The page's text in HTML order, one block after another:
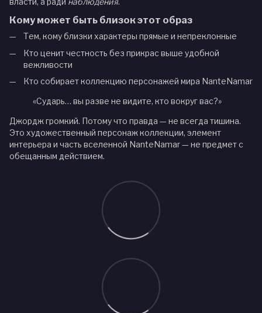
Кому может быть близок этот образ
Тем, кому близки характеры прямые и непреклонные
Кто ценит честность без прикрас выше удобной
вежливости
Кто собирает коллекцию персонажей мира NanteNamar
«Сударь… вы разве не видите, кто вокруг вас?»
Джордж громкий. Потому что правда — не всегда тишина.
Это художественный персонаж коллекции, элемент
интерьера и часть вселенной NanteNamar — не предмет с
обещанным действием.